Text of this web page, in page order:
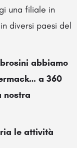
una filiale in
diversi paesi del
abbiamo
a 360
nostra
le attività